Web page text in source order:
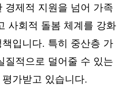
경제적 지원을 넘어 가족
사회적 돌봄 체계를 강화
입니다. 특히 중산층 가
질적으로 덜어줄 수 있는
가받고 있습니다.